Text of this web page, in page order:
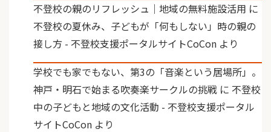
不登校の親のリフレッシュ｜地域の無料施設活用 に
不登校の夏休み、子どもが「何もしない」時の親の
接し方 - 不登校支援ポータルサイトCoCon より
学校でも家でもない、第3の「音楽という居場所」。
神戸・明石で始まる吹奏楽サークルの挑戦 に 不登校
中の子どもと地域の文化活動 - 不登校支援ポータル
サイトCoCon より